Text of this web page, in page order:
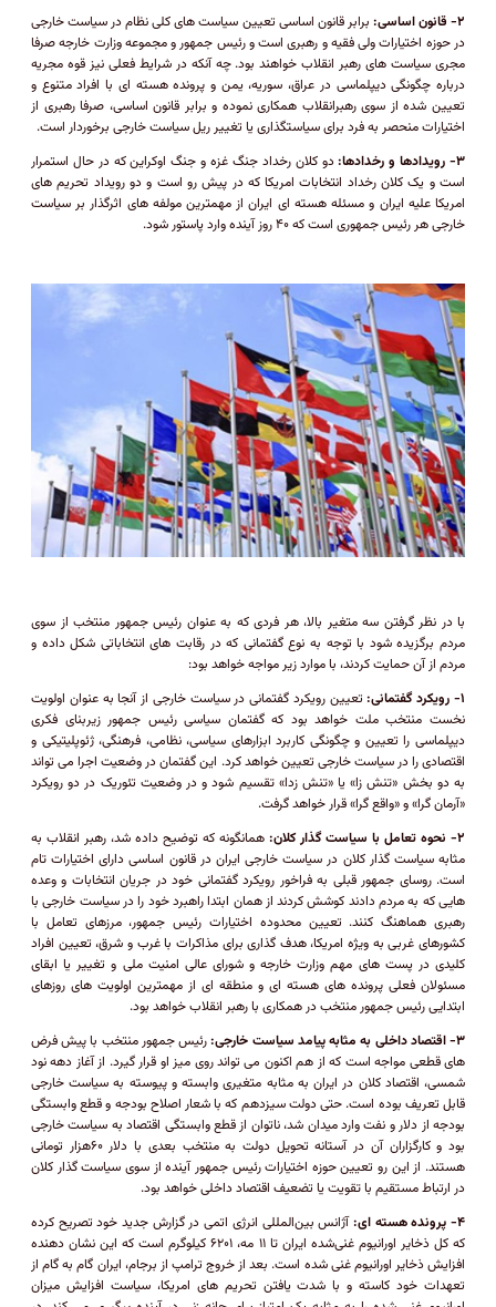
۲- قانون اساسی:
برابر قانون اساسی تعیین سیاست های کلی نظام در سیاست خارجی
در حوزه اختیارات ولی فقیه و رهبری است و رئیس جمهور و مجموعه وزارت خارجه صرفا
مجری سیاست های رهبر انقلاب خواهند بود. چه آنکه در شرایط فعلی نیز قوه مجریه
درباره چگونگی دیپلماسی در عراق، سوریه، یمن و پرونده هسته ای با افراد متنوع و
تعیین شده از سوی رهبرانقلاب همکاری نموده و برابر قانون اساسی، صرفا رهبری از
اختیارات منحصر به فرد برای سیاستگذاری یا تغییر ریل سیاست خارجی برخوردار است.
۳- رویدادها و رخدادها:
دو کلان رخداد جنگ غزه و جنگ اوکراین که در حال استمرار
است و یک کلان رخداد انتخابات امریکا که در پیش رو است و دو رویداد تحریم های
امریکا علیه ایران و مسئله هسته ای ایران از مهمترین مولفه های اثرگذار بر سیاست
خارجی هر رئیس جمهوری است که ۴۰ روز آینده وارد پاستور شود.
با در نظر گرفتن سه متغیر بالا، هر فردی که به عنوان رئیس جمهور منتخب از سوی
مردم برگزیده شود با توجه به نوع گفتمانی که در رقابت های انتخاباتی شکل داده و
مردم از آن حمایت کردند، با موارد زیر مواجه خواهد بود:
۱- رویکرد گفتمانی:
تعیین رویکرد گفتمانی در سیاست خارجی از آنجا به عنوان اولویت
نخست منتخب ملت خواهد بود که گفتمان سیاسی رئیس جمهور زیربنای فکری
دیپلماسی را تعیین و چگونگی کاربرد ابزارهای سیاسی، نظامی، فرهنگی، ژئوپلیتیکی و
اقتصادی را در سیاست خارجی تعیین خواهد کرد. این گفتمان در وضعیت اجرا می تواند
به دو بخش «تنش زا» یا «تنش زدا» تقسیم شود و در وضعیت تئوریک در دو رویکرد
«آرمان گرا» و «واقع گرا» قرار خواهد گرفت.
۲- نحوه تعامل با سیاست گذار کلان:
همانگونه که توضیح داده شد، رهبر انقلاب به
مثابه سیاست گذار کلان در سیاست خارجی ایران در قانون اساسی دارای اختیارات تام
است. روسای جمهور قبلی به فراخور رویکرد گفتمانی خود در جریان انتخابات و وعده
هایی که به مردم دادند کوشش کردند از همان ابتدا راهبرد خود را در سیاست خارجی با
رهبری هماهنگ کنند. تعیین محدوده اختیارات رئیس جمهور، مرزهای تعامل با
کشورهای غربی به ویژه امریکا، هدف گذاری برای مذاکرات با غرب و شرق، تعیین افراد
کلیدی در پست های مهم وزارت خارجه و شورای عالی امنیت ملی و تغییر یا ابقای
مسئولان فعلی پرونده های هسته ای و منطقه ای از مهمترین اولویت های روزهای
ابتدایی رئیس جمهور منتخب در همکاری با رهبر انقلاب خواهد بود.
۳- اقتصاد داخلی به مثابه پیامد سیاست خارجی:
رئیس جمهور منتخب با پیش فرض
های قطعی مواجه است که از هم اکنون می تواند روی میز او قرار گیرد. از آغاز دهه نود
شمسی، اقتصاد کلان در ایران به مثابه متغیری وابسته و پیوسته به سیاست خارجی
قابل تعریف بوده است. حتی دولت سیزدهم که با شعار اصلاح بودجه و قطع وابستگی
بودجه از دلار و نفت وارد میدان شد، ناتوان از قطع وابستگی اقتصاد به سیاست خارجی
بود و کارگزاران آن در آستانه تحویل دولت به منتخب بعدی با دلار ۶۰هزار تومانی
هستند. از این رو تعیین حوزه اختیارات رئیس جمهور آینده از سوی سیاست گذار کلان
در ارتباط مستقیم با تقویت یا تضعیف اقتصاد داخلی خواهد بود.
۴- پرونده هسته ای:
آژانس بین‌المللی انرژی اتمی در گزارش جدید خود تصریح کرده
که کل ذخایر اورانیوم غنی‌شده ایران تا ۱۱ مه، ۶۲۰۱ کیلوگرم است که این نشان دهنده
افزایش ذخایر اورانیوم غنی شده است. بعد از خروج ترامپ از برجام، ایران گام به گام از
تعهدات خود کاسته و با شدت یافتن تحریم های امریکا، سیاست افزایش میزان